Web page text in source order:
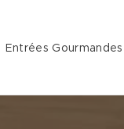
Entrées Gourmandes